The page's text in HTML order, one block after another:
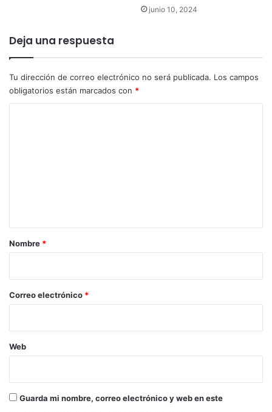
junio 10, 2024
Deja una respuesta
Tu dirección de correo electrónico no será publicada. Los campos
obligatorios están marcados con *
r
*
Nombre *
Correo electrónico *
Web
Guarda mi nombre, correo electrónico y web en este